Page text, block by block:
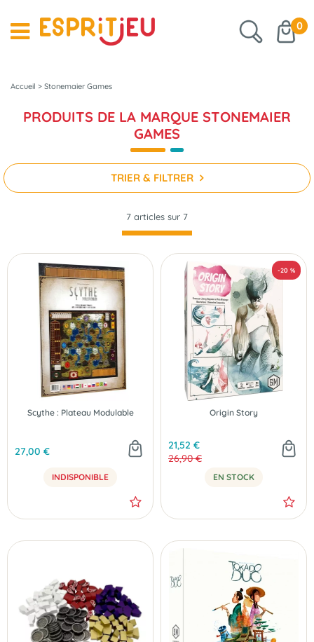
0
Accueil > Stonemaier Games
PRODUITS DE LA MARQUE STONEMAIER
GAMES
TRIER & FILTRER
7 articles sur 7
Scythe : Plateau Modulable
27,00 €
INDISPONIBLE
Origin Story
21,52 €
26,90 €
EN STOCK